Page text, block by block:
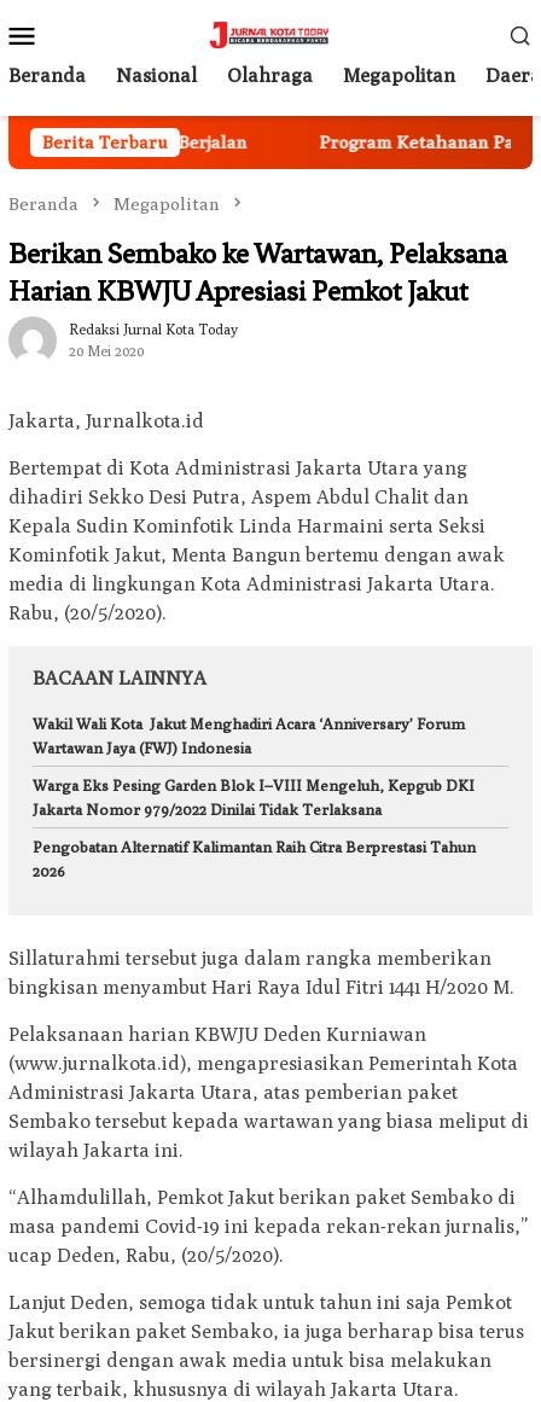
ke
kontenMobile
Beranda Nasional Olahraga Megapolitan
Berita Terbaru
Mulai Berjalan Program Ketahanan Pangan
Beranda Megapolitan
Berikan Sembako ke Wartawan, Pelaksana
Harian KBWJU Apresiasi Pemkot Jakut
Redaksi Jurnal Kota Today
20 Mei 2020
Jakarta, Jurnalkota.id
Bertempat di Kota Administrasi Jakarta Utara yang
dihadiri Sekko Desi Putra, Aspem Abdul Chalit dan
Kepala Sudin Kominfotik Linda Harmaini serta Seksi
Kominfotik Jakut, Menta Bangun bertemu dengan awak
media di lingkungan Kota Administrasi Jakarta Utara.
Rabu, (20/5/2020).
BACAAN LAINNYA
Wakil Wali Kota Jakut Menghadiri Acara ‘Anniversary’ Forum
Wartawan Jaya (FWJ) Indonesia
Warga Eks Pesing Garden Blok I–VIII Mengeluh, Kepgub DKI
Jakarta Nomor 979/2022 Dinilai Tidak Terlaksana
Pengobatan Alternatif Kalimantan Raih Citra Berprestasi Tahun
2026
Sillaturahmi tersebut juga dalam rangka memberikan
bingkisan menyambut Hari Raya Idul Fitri 1441 H/2020 M.
Pelaksanaan harian KBWJU Deden Kurniawan
(www.jurnalkota.id), mengapresiasikan Pemerintah Kota
Administrasi Jakarta Utara, atas pemberian paket
Sembako tersebut kepada wartawan yang biasa meliput di
wilayah Jakarta ini.
“Alhamdulillah, Pemkot Jakut berikan paket Sembako di
masa pandemi Covid-19 ini kepada rekan-rekan jurnalis,”
ucap Deden, Rabu, (20/5/2020).
Lanjut Deden, semoga tidak untuk tahun ini saja Pemkot
Jakut berikan paket Sembako, ia juga berharap bisa terus
bersinergi dengan awak media untuk bisa melakukan
yang terbaik, khususnya di wilayah Jakarta Utara.